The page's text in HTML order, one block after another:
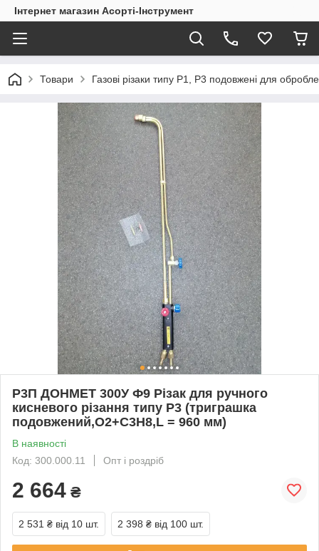
Інтернет магазин Асорті-Інструмент
Товари Газові різаки типу Р1, Р3 подовжені для
Р3П ДОНМЕТ 300У Ф9 Різак для ручного
кисневого різання типу Р3 (триграшка
подовжений,O2+C3H8,L = 960 мм)
В наявності
Код: 300.000.11
Опт і роздріб
2 664 ₴
2 531 ₴ від 10 шт. 2 398 ₴ від 100 шт.